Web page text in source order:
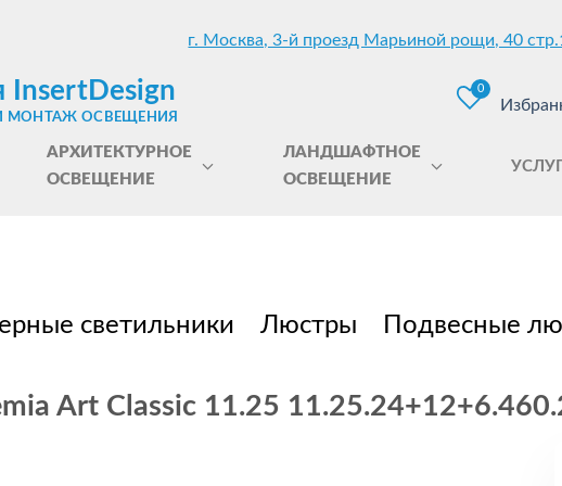
г. Москва, 3-й проезд Марьиной рощи, 40
InsertDesign
МОНТАЖ ОСВЕЩЕНИЯ
0
АРХИТЕКТУРНОЕ
ОСВЕЩЕНИЕ
ЛАНДШАФТНОЕ
ОСВЕЩЕНИЕ
светильники Люстры Подвесные
Art Classic 11.25